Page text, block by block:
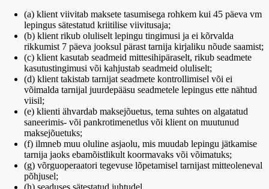
(a) klient viivitab maksete tasumisega rohkem kui 45 päeva vm
lepingus sätestatud kriitilise viivitusaja;
(b) klient rikub oluliselt lepingu tingimusi ja ei kõrvalda
rikkumist 7 päeva jooksul pärast tarnija kirjaliku nõude saamist;
(c) klient kasutab seadmeid mittesihipäraselt, rikub seadmete
kasutustingimusi või kahjustab seadmeid oluliselt;
(d) klient takistab tarnijat seadmete kontrollimisel või ei
võimalda tarnijal juurdepääsu seadmetele lepingus ette nähtud
viisil;
(e) klienti ähvardab maksejõuetus, tema suhtes on algatatud
saneerimis- või pankrotimenetlus või klient on muutunud
maksejõuetuks;
(f) ilmneb muu oluline asjaolu, mis muudab lepingu jätkamise
tarnija jaoks ebamõistlikult koormavaks või võimatuks;
(g) võrguoperaatori tegevuse lõpetamisel tarnijast mitteoleneval
põhjusel;